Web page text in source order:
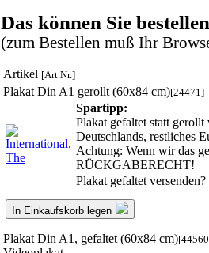
Das können Sie
(zum Bestellen muß Ihr
Artikel [Art.Nr.]
Plakat Din A1 gerollt (60x84 cm)[24471]
Spartipp:
Plakat gefaltet statt
Deutschlands, restliches
Achtung: Wenn wir das
RÜCKGABERECHT!
Plakat gefaltet versenden?
In Einkaufskorb legen
Plakat Din A1, gefaltet (60x84 cm)